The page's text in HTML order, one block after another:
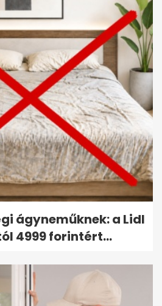
ágyneműknek: a Lidl
4999 forintért...